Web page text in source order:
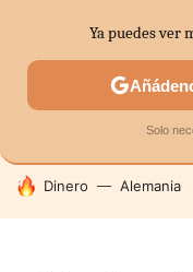
SECTORES
HOY SE HABLA DE
Dinero Alemania
Ya puedes ver
Solo